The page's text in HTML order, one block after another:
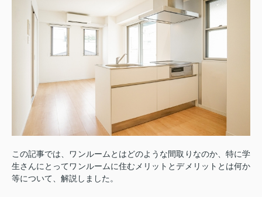
この記事では、ワンルームとはどのような間取りなのか、特に学
生さんにとってワンルームに住むメリットとデメリットとは何か
等について、解説しました。